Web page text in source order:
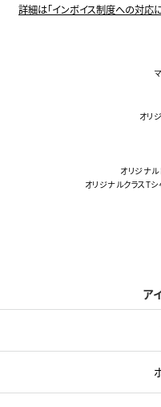
詳細は「インボイス制度への対応に
オリ
オリジナル
オリジナルクラスTシ
ア